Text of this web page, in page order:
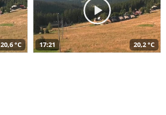
20,6 °C 17:21 20,2 °C